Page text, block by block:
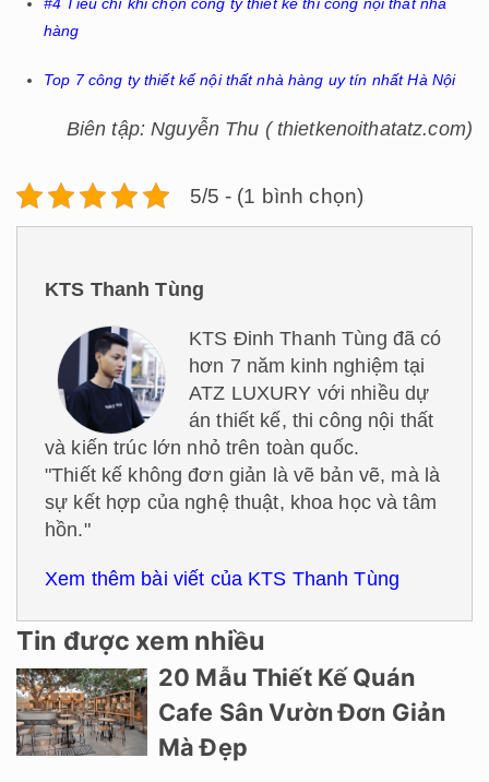
hàng
Top 7 công ty thiết kế nội thất nhà hàng uy tín nhất Hà Nội
Biên tập: Nguyễn Thu ( thietkenoithatatz.com)
5/5 - (1 bình chọn)
KTS Thanh Tùng
KTS Đinh Thanh Tùng đã có
hơn 7 năm kinh nghiệm tại
ATZ LUXURY với nhiều dự
án thiết kế, thi công nội thất
và kiến trúc lớn nhỏ trên toàn quốc.
"Thiết kế không đơn giản là vẽ bản vẽ, mà là
sự kết hợp của nghệ thuật, khoa học và tâm
hồn."
Xem thêm bài viết của KTS Thanh Tùng
Tin được xem nhiều
20 Mẫu Thiết Kế Quán
Cafe Sân Vườn Đơn Giản
Mà Đẹp